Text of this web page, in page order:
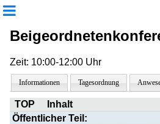
Zeit: 10:00-12:00 Uhr
Informationen Tagesordnung
TOP Inhalt
Öffentlicher Teil: